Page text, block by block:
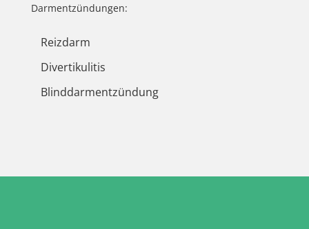
Darmentzündungen:
Reizdarm
Divertikulitis
Blinddarmentzündung